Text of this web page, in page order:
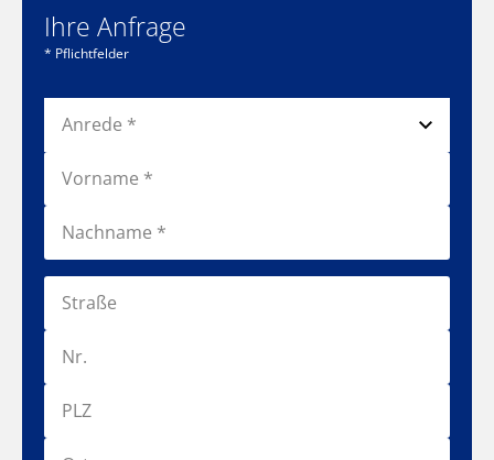
Ihre Anfrage
* Pflichtfelder